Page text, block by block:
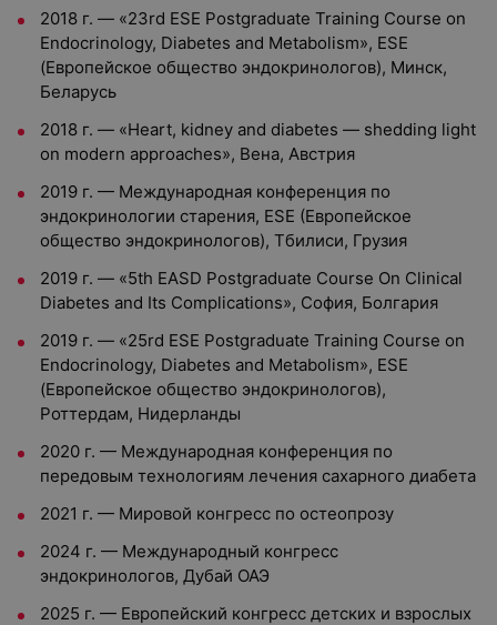
2018 г. — «23rd ESE Postgraduate Training Course on
Endocrinology, Diabetes and Metabolism», ESE
(Европейское общество эндокринологов), Минск,
Беларусь
2018 г. — «Heart, kidney and diabetes — shedding light
on modern approaches», Вена, Австрия
2019 г. — Международная конференция по
эндокринологии старения, ESE (Европейское
общество эндокринологов), Тбилиси, Грузия
2019 г. — «5th EASD Postgraduate Course On Clinical
Diabetes and Its Complications», София, Болгария
2019 г. — «25rd ESE Postgraduate Training Course on
Endocrinology, Diabetes and Metabolism», ESE
(Европейское общество эндокринологов),
Роттердам, Нидерланды
2020 г. — Международная конференция по
передовым технологиям лечения сахарного диабета
2021 г. — Мировой конгресс по остеопрозу
2024 г. — Международный конгресс
эндокринологов, Дубай ОАЭ
2025 г. — Европейский конгресс детских и взрослых